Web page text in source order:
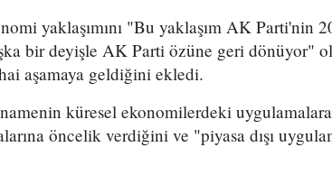
yaklaşımını "Bu yaklaşım AK Parti'nin
bir deyişle AK Parti özüne geri dönüyor"
aşamaya geldiğini ekledi.
küresel ekonomilerdeki
öncelik verdiğini ve "piyasa dışı